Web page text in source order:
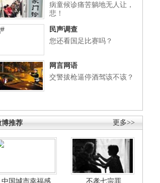
病童候诊痛苦躺地无人让，
悲！
民声调查
您还看国足比赛吗？
网言网语
交警拔枪逼停酒驾该不该？
更多>>
博推荐
中国城市幸福感
不孝七宗罪